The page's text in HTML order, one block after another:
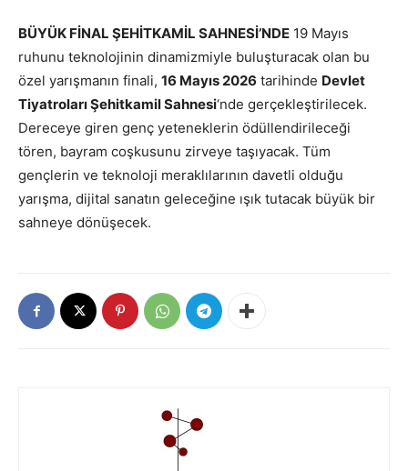
BÜYÜK FİNAL ŞEHİTKAMİL SAHNESİ’NDE 19 Mayıs
ruhunu teknolojinin dinamizmiyle buluşturacak olan bu
özel yarışmanın finali, 16 Mayıs 2026 tarihinde Devlet
Tiyatroları Şehitkamil Sahnesi‘nde gerçekleştirilecek.
Dereceye giren genç yeteneklerin ödüllendirileceği
tören, bayram coşkusunu zirveye taşıyacak. Tüm
gençlerin ve teknoloji meraklılarının davetli olduğu
yarışma, dijital sanatın geleceğine ışık tutacak büyük bir
sahneye dönüşecek.